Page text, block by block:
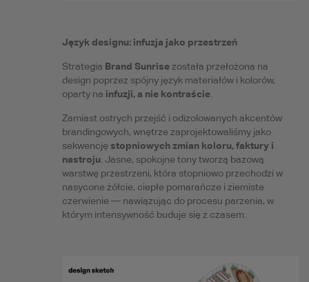
Język designu: infuzja jako przestrzeń
Strategia Brand Sunrisezostała przełożona na
design poprzez spójny język materiałów i kolorów,
oparty na infuzji, a nie kontraście.
Zamiast ostrych przejść i odizolowanych akcentów
brandingowych, wnętrze zaprojektowaliśmy jako
sekwencję stopniowych zmian koloru, faktury i
nastroju. Jasne, spokojne tony tworzą bazową
warstwę przestrzeni, która stopniowo przechodzi w
nasycone żółcie, ciepłe pomarańcze i ziemiste
czerwienie — nawiązując do procesu parzenia, w
którym intensywność buduje się z czasem.